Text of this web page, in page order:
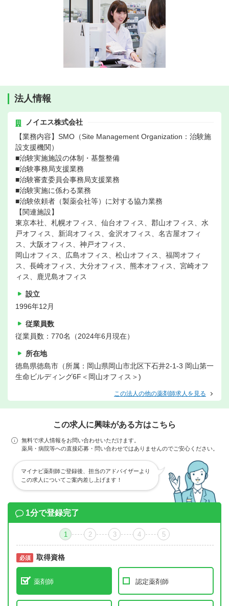
法人情報
ノイエス株式会社
【業務内容】SMO（Site Management Organization：治験施
設支援機関）
■治験実施施設の体制・基盤整備
■治験事務局支援業務
■治験審査委員会事務局支援業務
■治験実施に係わる業務
■治験依頼者（製薬会社等）に対する協力業務
【関連施設】
東京本社、札幌オフィス、仙台オフィス、郡山オフィス、水
戸オフィス、新潟オフィス、金沢オフィス、名古屋オフィ
ス、大阪オフィス、神戸オフィス、
岡山オフィス、広島オフィス、松山オフィス、福岡オフィ
ス、長崎オフィス、大分オフィス、熊本オフィス、宮崎オフ
ィス、鹿児島オフィス
設立
1996年12月
従業員数
従業員数：770名（2024年6月現在）
所在地
徳島県徳島市（所属：岡山県岡山市北区下石井2-1-3 岡山第一
生命ビルディング6F＜岡山オフィス＞)
この法人の他の薬剤師求人を見る
この求人に興味がある方はこちら
無料で求人情報をお問い合わせいただけます。
薬局・病院等への直接応募・問い合わせではありませんのでご安心ください。
マイナビ薬剤師ご登録後、担当のアドバイザーより
この求人についてご案内差し上げます！
1分で登録完了
1 2 3 4 5
必須 取得資格
薬剤師 認定薬剤師